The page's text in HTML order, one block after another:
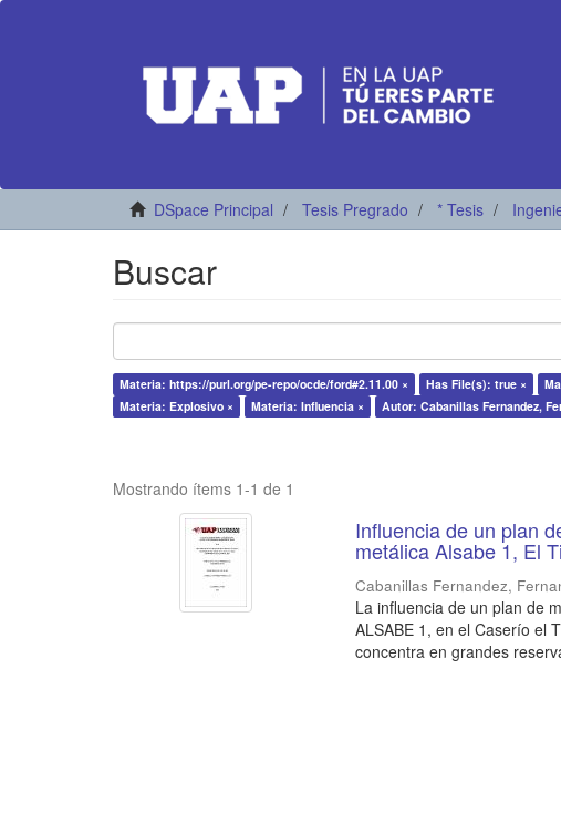
DSpace Principal Tesis Pregrado * Tesis
Buscar
Materia: https://purl.org/pe-repo/ocde/ford#2.11.00 × Has File(s): true ×
Materia: Explosivo ×
Materia: Influencia × Autor: Cabanillas Fernandez,
Mostrando ítems 1-1 de 1
Influencia de un plan
metálica Alsabe 1, El
Cabanillas Fernandez,
La influencia de un plan de
ALSABE 1, en el Caserío el
concentra en grandes